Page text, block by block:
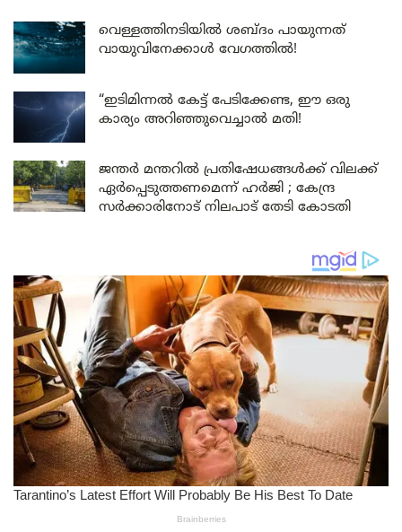
വെള്ളത്തിനടിയിൽ ശബ്ദം പായുന്നത്
വായുവിനേക്കാൾ വേഗത്തിൽ!
“ഇടിമിന്നൽ കേട്ട് പേടിക്കേണ്ട, ഈ ഒരു
കാര്യം അറിഞ്ഞുവെച്ചാൽ മതി!
ജന്തർ മന്തറിൽ പ്രതിഷേധങ്ങൾക്ക് വിലക്ക്
ഏർപ്പെടുത്തണമെന്ന് ഹർജി ; കേന്ദ്ര
സർക്കാരിനോട് നിലപാട് തേടി കോടതി